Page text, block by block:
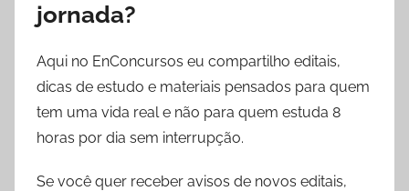
jornada?
Aqui no EnConcursos eu compartilho editais,
dicas de estudo e materiais pensados para quem
tem uma vida real e não para quem estuda 8
horas por dia sem interrupção.
Se você quer receber avisos de novos editais,